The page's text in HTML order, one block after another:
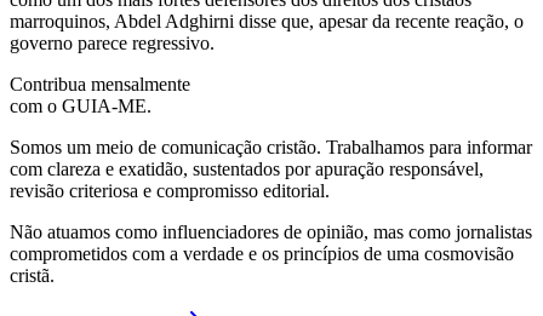
marroquinos, Abdel Adghirni disse que, apesar da recente reação, o
governo parece regressivo.
Contribua mensalmente
com o GUIA-ME.
Somos um meio de comunicação cristão. Trabalhamos para informar
com clareza e exatidão, sustentados por apuração responsável,
revisão criteriosa e compromisso editorial.
Não atuamos como influenciadores de opinião, mas como jornalistas
comprometidos com a verdade e os princípios de uma cosmovisão
cristã.